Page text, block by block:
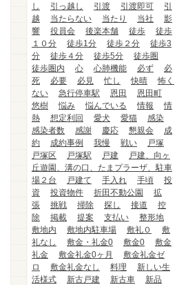
し
引っ越し 引渡 引渡即可
引
越
当たらない 当たり 当社
影
響
役員会 後楽本舗 徒歩
徒歩
１０分
徒歩1分 徒歩２分
徒歩3
分
徒歩４分 徒歩5分
徒歩圏
徒歩圏内
心 心肺機能 必ず
必
死
必要 必見 忙し 快晴
怖く
ない
急行停車駅 恩田
恩田町
悠樹
悩み 悩んでいる 情報
情
熱
想定利回 愛犬 愛猫
感染
感染者数
感謝 慶応 懇親会
成
約
成約事例 我慢 戦い
戸塚
戸塚区
戸塚駅 戸建
戸建、向ヶ
丘遊園、溝の口、たまプラーザ、駐車
場２台
戸建て 手入れ 手頃
投
資
投資物件 折田不動公園
拡
張
挑戦 掃除 探し 接道
控
除
掲載 提案 支払い
整形地
敷地内
敷地内駐車場 敷礼０
敷
礼なし
敷金・礼金0 敷金0
敷金
礼金
敷金礼金0ヶ月
敷金礼金ゼ
ロ
敷金礼金なし 料理
新しい生
活様式
新古戸建 新古車
新品